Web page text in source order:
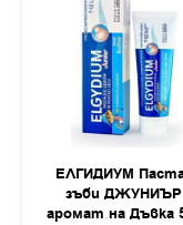
ЕЛГИДИУМ
зъби ДЖУНИЪР
аромат на Дъвка